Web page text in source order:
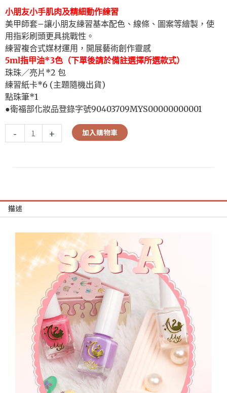
小朋友小手肌肉及精細動作練習
美甲師套–讓小朋友練習基本配色、線條、圖案等繪製，使
用指彩刷頭更具挑戰性。
練習複合式媒材運用，開展藝術創作靈感
5ml指甲油*3色（下單後請於備註選擇所選款式）
珠珠／亮片 *2 包
練習紙卡*6 (主題隨機出貨)
點珠筆*1
●衛福部化妝品登錄字號90403709MYS00000000001
- + 加入購物車
描述